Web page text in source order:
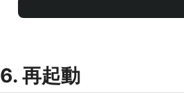
6. 再起動